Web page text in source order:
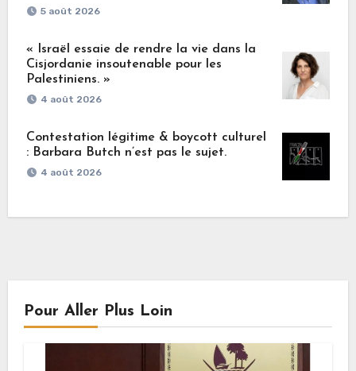
5 août 2026
« Israël essaie de rendre la vie dans la
Cisjordanie insoutenable pour les
Palestiniens. »
4 août 2026
Contestation légitime & boycott culturel
: Barbara Butch n’est pas le sujet.
4 août 2026
Pour Aller Plus Loin